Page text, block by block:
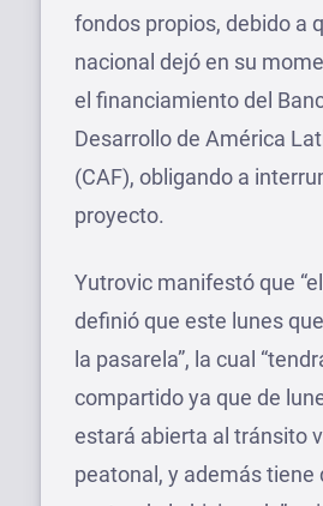
fondos propios, debido a
nacional dejó en su
el financiamiento del
Desarrollo de América
(CAF), obligando a
proyecto.
Yutrovic manifestó que
definió que este lunes
la pasarela”, la cual
compartido ya que de
estará abierta al tránsito
peatonal, y además tiene